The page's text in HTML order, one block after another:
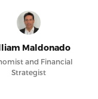
Maldonado
and Financial
Strategist